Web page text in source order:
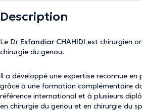
Description
Le Dr Esfandiar CHAHIDI est chirurgien
chirurgie du genou.
Il a développé une expertise reconnue
grâce à une formation complémentaire
référence international et à plusieurs
en chirurgie du genou et en chirurgie du